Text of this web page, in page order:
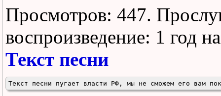
Просмотров: 447.
воспроизведение: 1 год
Текст песни
Текст песни пугает власти РФ, мы не сможем его вам